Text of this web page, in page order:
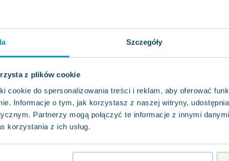
Szczegóły
z plików cookie
cookie do spersonalizowania treści i reklam, aby oferować
Informacje o tym, jak korzystasz z naszej witryny,
Partnerzy mogą połączyć te informacje z innymi
korzystania z ich usług.
Nigdy nie przypuszczałem, że
zmuszony będę opuścić Lublin przed
Jednak tak się sta...
0.0
Miękka
Używana Wyprzedaż